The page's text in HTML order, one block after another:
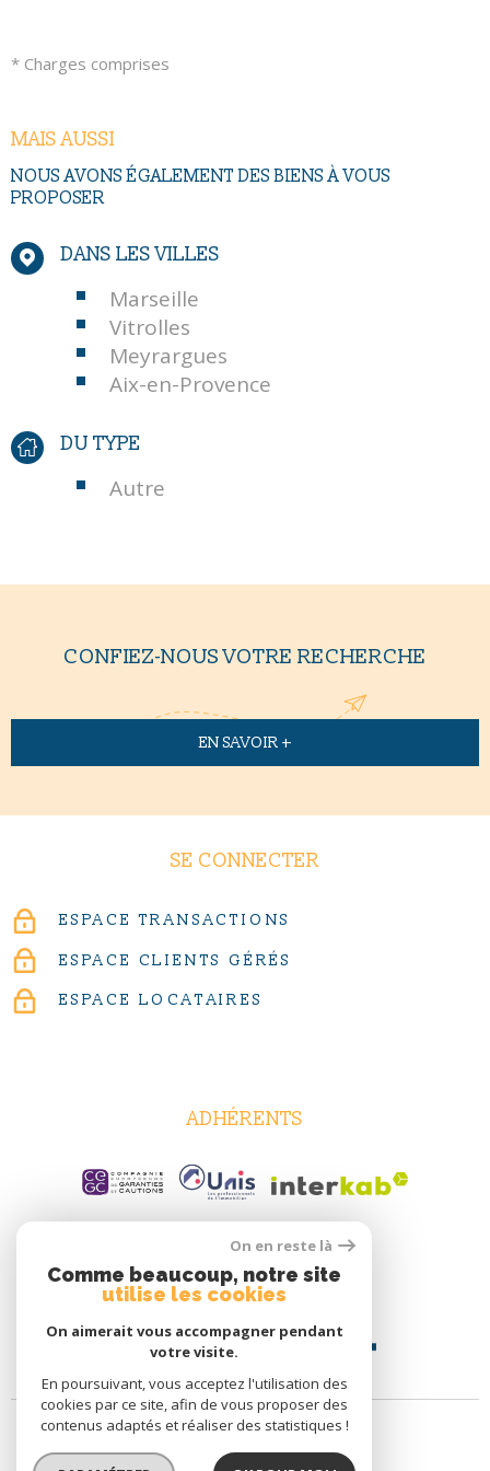
* Charges comprises
MAIS AUSSI
NOUS AVONS ÉGALEMENT DES BIENS À VOUS
PROPOSER
DANS LES VILLES
Marseille
Vitrolles
Meyrargues
Aix-en-Provence
DU TYPE
Autre
CONFIEZ-NOUS VOTRE RECHERCHE
EN SAVOIR +
SE CONNECTER
ESPACE TRANSACTIONS
ESPACE CLIENTS GÉRÉS
ESPACE LOCATAIRES
ADHÉRENTS
On en reste là
Comme beaucoup, notre site
utilise les cookies
On aimerait vous accompagner pendant
votre visite.
En poursuivant, vous acceptez l'utilisation des
cookies par ce site, afin de vous proposer des
contenus adaptés et réaliser des statistiques !